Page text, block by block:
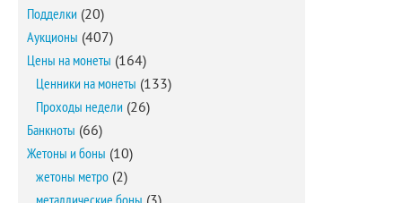
Подделки (20)
Аукционы (407)
Цены на монеты (164)
Ценники на монеты (133)
Проходы недели (26)
Банкноты (66)
Жетоны и боны (10)
жетоны метро (2)
металлические боны (3)